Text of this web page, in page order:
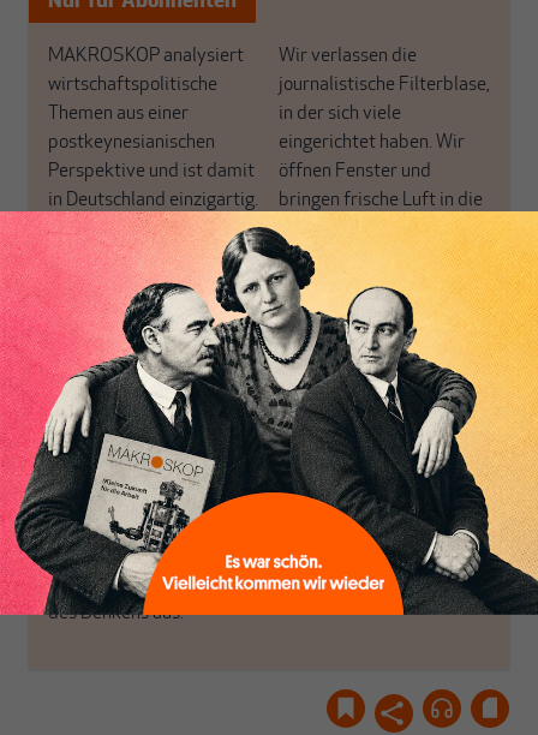
MAKROSKOP analysiert
wirtschaftspolitische
Themen aus einer
postkeynesianischen
Perspektive und ist damit
in Deutschland einzigartig.
MAKROSKOP steht für
das große Ganze. Wir
haben einen Blick auf
Geld, Wirtschaft und
Politik, den Sie so
woanders nicht finden.
Dabei leben wir von
unseren Autoren, ihren
Recherchen, ihrem Wissen
und ihrem Enthusiasmus.
Gemeinsam scheren wir
aus den schmaler
werdenden Leitplanken
des Denkens aus.
Wir verlassen die
journalistische Filterblase,
in der sich viele
eingerichtet haben. Wir
öffnen Fenster und
bringen frische Luft in die
engen und verstaubten
Debattenräume.
Brauchen Sie auch frische
Luft? Dann folgen Sie
einfach dem Button.
ABONNIEREN SIE
MAKROSKOP
Schon Abonnent? Dann
hiereinloggen!